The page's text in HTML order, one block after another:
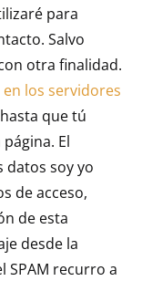
para
Salvo
otra finalidad.
los servidores
que tú
El
soy yo
de acceso,
de esta
desde la
SPAM recurro a